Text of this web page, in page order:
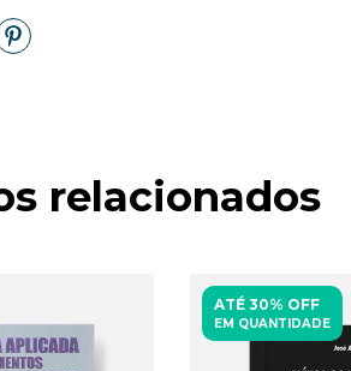
relacionados
ATÉ 30% OFF
EM QUANTIDADE